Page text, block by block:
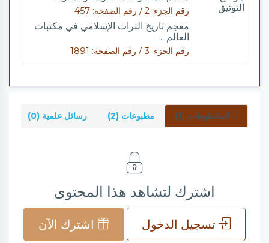
التوثيق
رقم الجزء: 2 / رقم الصفحة: 457
معجم تاريخ التراث الإسلامي في مكتبات
العالم ..
رقم الجزء: 3 / رقم الصفحة: 1891
المخطوطات (1) مطبوعات (2) رسائل علمية (0)
اشترك لتشاهد هذا المحتوى
تسجيل الدخول اشترك الآن